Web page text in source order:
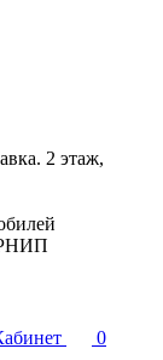
2 этаж,
0